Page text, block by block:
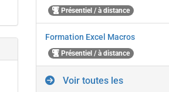
Présentiel / à distance
Formation Excel Macros
Présentiel / à distance
Voir toutes les